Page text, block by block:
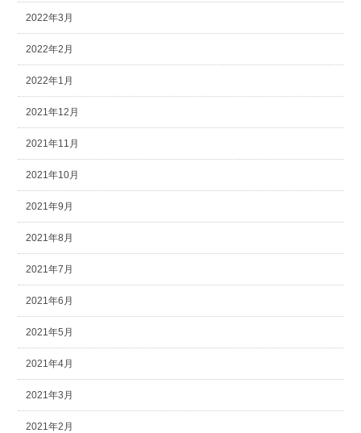
2022年3月
2022年2月
2022年1月
2021年12月
2021年11月
2021年10月
2021年9月
2021年8月
2021年7月
2021年6月
2021年5月
2021年4月
2021年3月
2021年2月